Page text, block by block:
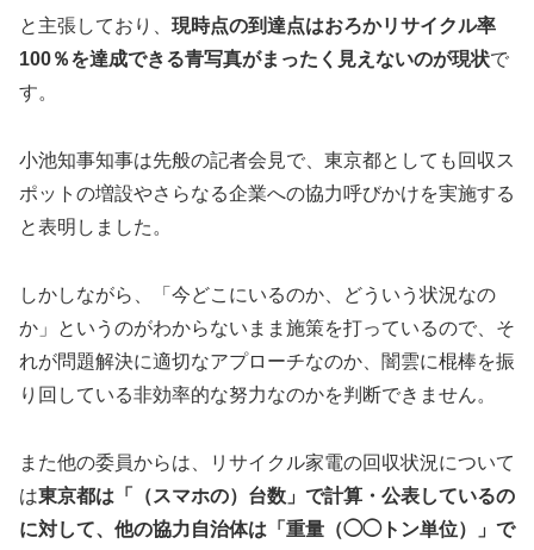
と主張しており、 現時点の到達点はおろかリサイクル率
100％を達成できる青写真がまったく見えないのが現状で
す。
小池知事知事は先般の記者会見で、東京都としても回収ス
ポットの増設やさらなる企業への協力呼びかけを実施する
と表明しました。
しかしながら、「今どこにいるのか、どういう状況なの
か」というのがわからないまま施策を打っているので、そ
れが問題解決に適切なアプローチなのか、闇雲に棍棒を振
り回している非効率的な努力なのかを判断できません。
また他の委員からは、リサイクル家電の回収状況について
は東京都は「（スマホの）台数」で計算・公表しているの
に対して、他の協力自治体は「重量（◯◯トン単位）」で